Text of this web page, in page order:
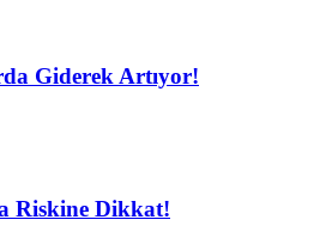
Giderek Artıyor!
Riskine Dikkat!